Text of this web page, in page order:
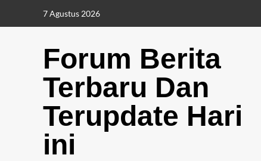
7 Agustus 2026
Forum Berita
Terbaru Dan
Terupdate Hari
ini